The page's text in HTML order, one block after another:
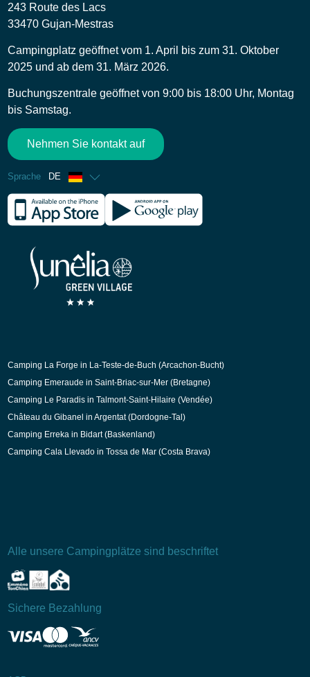
243 Route des Lacs
33470 Gujan-Mestras
Campingplatz geöffnet vom 1. April bis zum 31. Oktober
2025 und ab dem 31. März 2026.
Buchungszentrale geöffnet von 9:00 bis 18:00 Uhr, Montag
bis Samstag.
Nehmen Sie kontakt auf
Sprache DE
Französisch
Englisch
Niederländisch
Camping La Forge in La-Teste-de-Buch (Arcachon-Bucht)
Camping Emeraude in Saint-Briac-sur-Mer (Bretagne)
Camping Le Paradis in Talmont-Saint-Hilaire (Vendée)
Château du Gibanel in Argentat (Dordogne-Tal)
Camping Erreka in Bidart (Baskenland)
Camping Cala Llevado in Tossa de Mar (Costa Brava)
Alle unsere Campingplätze sind beschriftet
Sichere Bezahlung